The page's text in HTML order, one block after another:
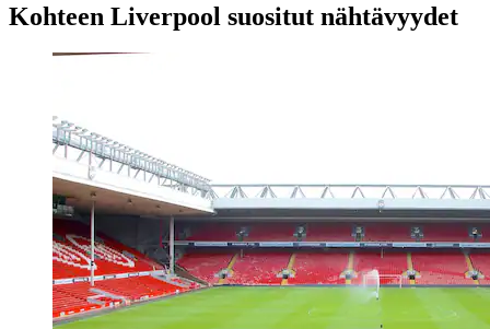
Kohteen Liverpool suositut nähtävyydet